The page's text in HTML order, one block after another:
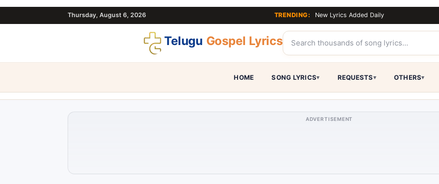
Thursday, August 6, 2026 TRENDING: New Lyrics Added Daily
Telugu Gospel Lyrics
HOME SONG LYRICS REQUESTS OTHERS
ADVERTISEMENT